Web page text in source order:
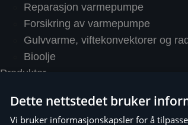
Reparasjon varmepumpe
Forsikring av varmepumpe
Gulvvarme, viftekonvektorer og
Bioolje
Produkter
Nyheter
Referanser
Dette nettstedet bruker
Vi bruker informasjonskapsler for å